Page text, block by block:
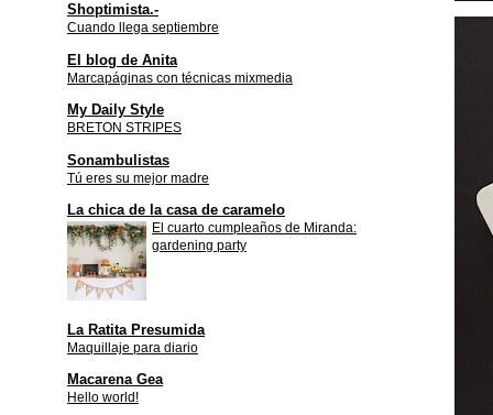
Shoptimista.-
Cuando llega septiembre
El blog de Anita
Marcapáginas con técnicas mixmedia
My Daily Style
BRETON STRIPES
Sonambulistas
Tú eres su mejor madre
La chica de la casa de caramelo
El cuarto cumpleaños de Miranda:
gardening party
La Ratita Presumida
Maquillaje para diario
Macarena Gea
Hello world!